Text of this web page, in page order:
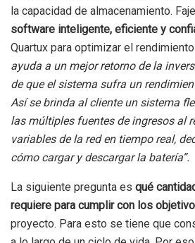
la capacidad de almacenamiento.
software inteligente, eficiente y
Quartux para optimizar el
ayuda a un mejor retorno de la
de que el sistema sufra un
Así se brinda al cliente un sistema
las múltiples fuentes de ingresos al
variables de la red en tiempo real,
cómo cargar y descargar la batería”.
La siguiente pregunta es qué
requiere para cumplir con los
proyecto. Para esto se tiene que